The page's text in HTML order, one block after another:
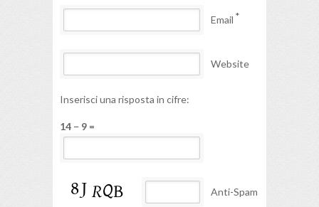
Email *
Website
Inserisci una risposta in cifre:
14 − 9 =
Anti-Spam